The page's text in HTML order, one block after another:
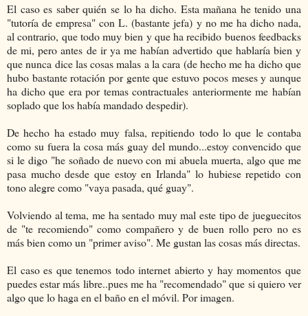
El caso es saber quién se lo ha dicho. Esta mañana he tenido una
"tutoría de empresa" con L. (bastante jefa) y no me ha dicho nada,
al contrario, que todo muy bien y que ha recibido buenos feedbacks
de mi, pero antes de ir ya me habían advertido que hablaría bien y
que nunca dice las cosas malas a la cara (de hecho me ha dicho que
hubo bastante rotación por gente que estuvo pocos meses y aunque
ha dicho que era por temas contractuales anteriormente me habían
soplado que los había mandado despedir).
De hecho ha estado muy falsa, repitiendo todo lo que le contaba
como su fuera la cosa más guay del mundo...estoy convencido que
si le digo "he soñado de nuevo con mi abuela muerta, algo que me
pasa mucho desde que estoy en Irlanda" lo hubiese repetido con
tono alegre como "vaya pasada, qué guay".
Volviendo al tema, me ha sentado muy mal este tipo de jueguecitos
de "te recomiendo" como compañero y de buen rollo pero no es
más bien como un "primer aviso". Me gustan las cosas más directas.
El caso es que tenemos todo internet abierto y hay momentos que
puedes estar más libre..pues me ha "recomendado" que si quiero ver
algo que lo haga en el baño en el móvil. Por imagen.